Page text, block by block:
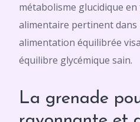
métabolisme glucidique
alimentaire pertinent dans
alimentation équilibrée
équilibre glycémique sain.
La grenade